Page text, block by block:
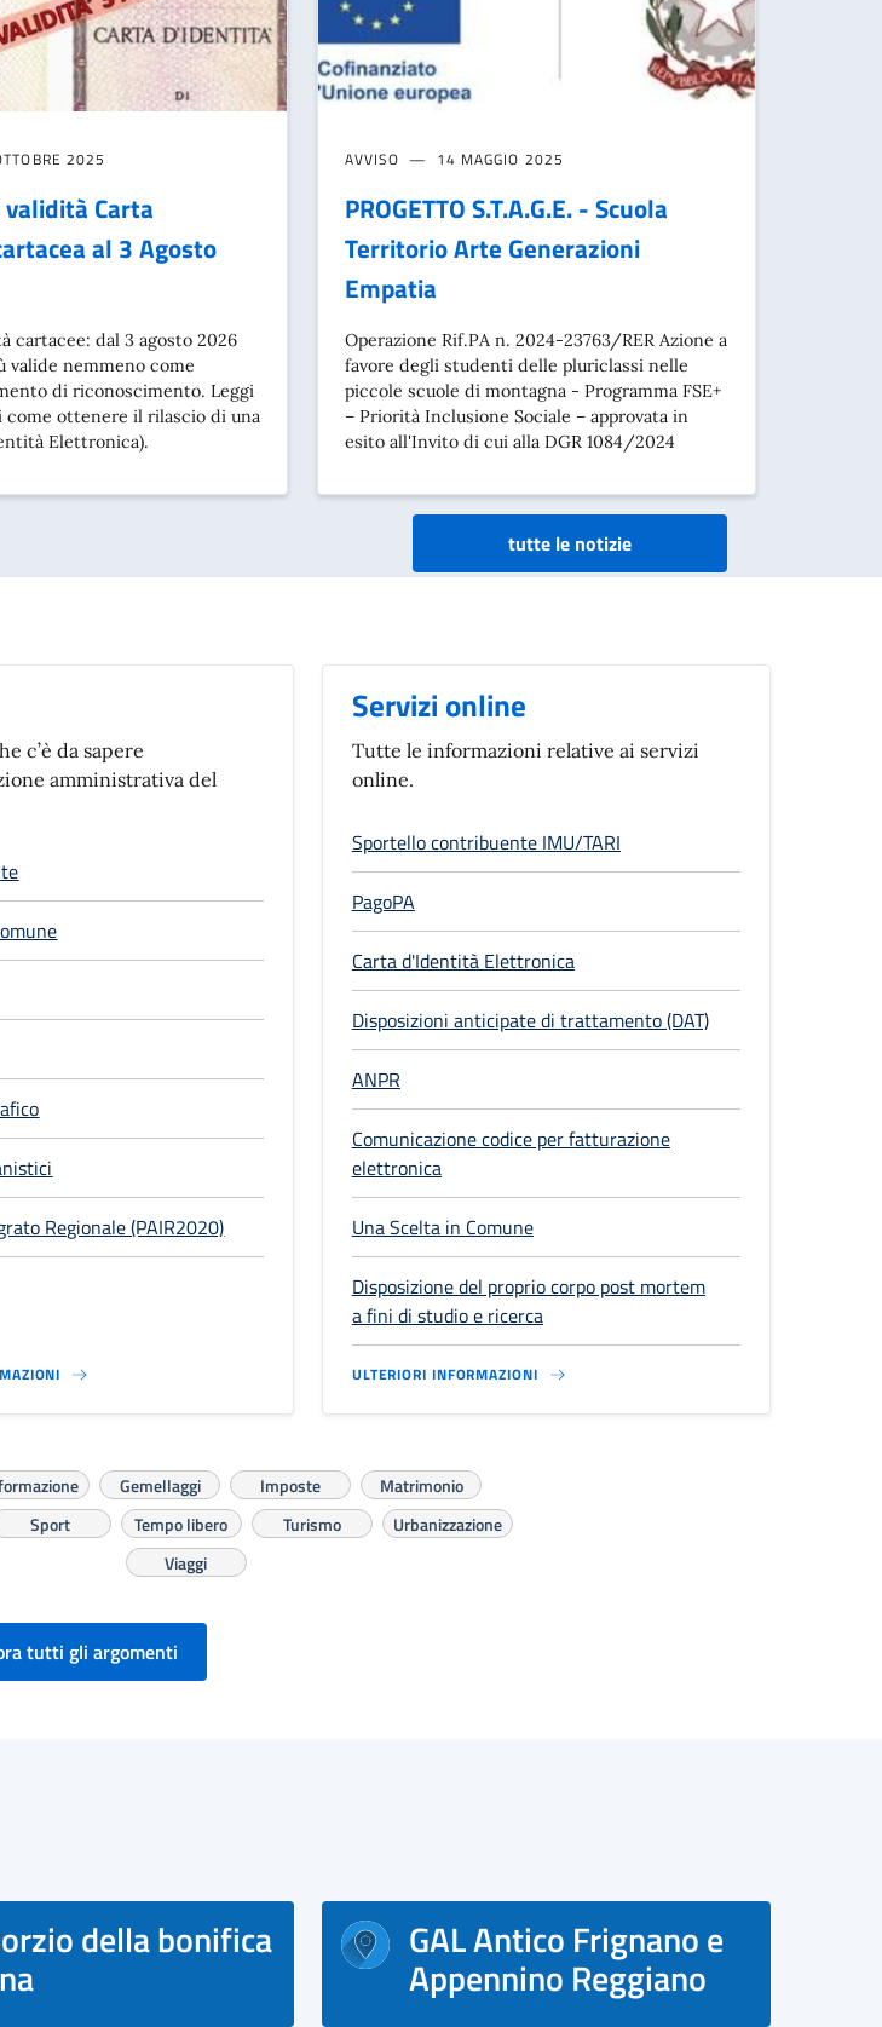
2025
validità Carta
al 3 Agosto
cartacee: dal 3 agosto 2026
valide nemmeno come
di riconoscimento. Leggi
come ottenere il rilascio di una
Elettronica).
AVVISO 14 MAGGIO 2025
PROGETTO S.T.A.G.E. - Scuola
Territorio Arte Generazioni
Empatia
Operazione Rif.PA n. 2024-23763/RER Azione a
favore degli studenti delle pluriclassi nelle
piccole scuole di montagna - Programma FSE+
– Priorità Inclusione Sociale – approvata in
esito all'Invito di cui alla DGR 1084/2024
tutte le notizie
c’è da sapere
amministrativa del
Regionale (PAIR2020)
Servizi online
Tutte le informazioni relative ai servizi
online.
Sportello contribuente IMU/TARI
PagoPA
Carta d'Identità Elettronica
Disposizioni anticipate di trattamento (DAT)
ANPR
Comunicazione codice per fatturazione
elettronica
Una Scelta in Comune
Disposizione del proprio corpo post mortem
a fini di studio e ricerca
ULTERIORI INFORMAZIONI
Gemellaggi Imposte
Matrimonio
Sport Tempo libero Turismo
Urbanizzazione
Viaggi
tutti gli argomenti
della bonifica GAL Antico Frignano e
Appennino Reggiano